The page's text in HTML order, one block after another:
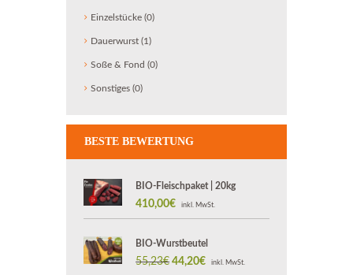
Einzelstücke (0)
Dauerwurst (1)
Soße & Fond (0)
Sonstiges (0)
BESTE BEWERTUNG
BIO-Fleischpaket | 20kg
410,00€ inkl. MwSt.
BIO-Wurstbeutel
55,23€ Ursprünglicher
44,20€ Aktueller
inkl. MwSt.